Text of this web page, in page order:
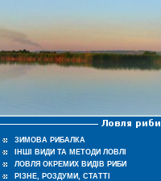
ЗИМОВА РИБАЛКА
ІНШІ ВИДИ ТА МЕТОДИ ЛОВЛІ
ЛОВЛЯ ОКРЕМИХ ВИДІВ РИБИ
РІЗНЕ, РОЗДУМИ, СТАТТІ